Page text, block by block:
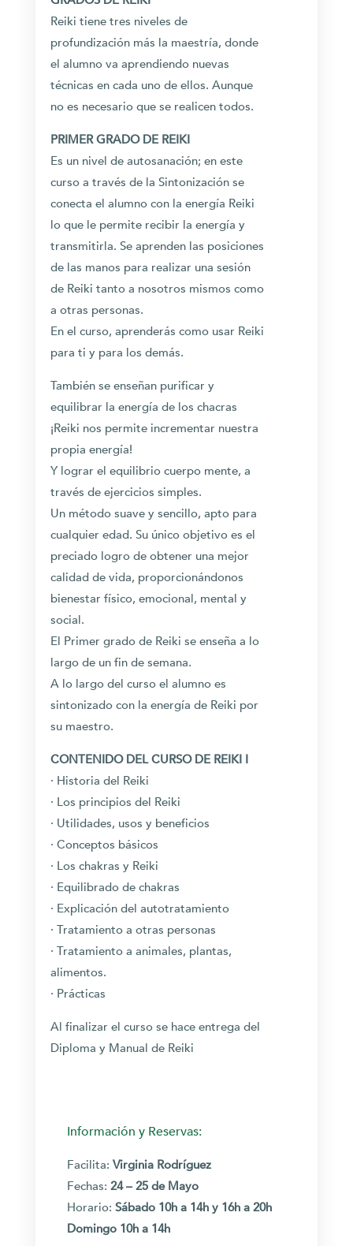
Reiki tiene tres niveles de
profundización más la maestría, donde
el alumno va aprendiendo nuevas
técnicas en cada uno de ellos. Aunque
no es necesario que se realicen todos.
PRIMER GRADO DE REIKI
Es un nivel de autosanación; en este
curso a través de la Sintonización se
conecta el alumno con la energía Reiki
lo que le permite recibir la energía y
transmitirla. Se aprenden las posiciones
de las manos para realizar una sesión
de Reiki tanto a nosotros mismos como
a otras personas.
En el curso, aprenderás como usar Reiki
para ti y para los demás.
También se enseñan purificar y
equilibrar la energía de los chacras
¡Reiki nos permite incrementar nuestra
propia energía!
Y lograr el equilibrio cuerpo mente, a
través de ejercicios simples.
Un método suave y sencillo, apto para
cualquier edad. Su único objetivo es el
preciado logro de obtener una mejor
calidad de vida, proporcionándonos
bienestar físico, emocional, mental y
social.
El Primer grado de Reiki se enseña a lo
largo de un fin de semana.
A lo largo del curso el alumno es
sintonizado con la energía de Reiki por
su maestro.
CONTENIDO DEL CURSO DE REIKI I
· Historia del Reiki
· Los principios del Reiki
· Utilidades, usos y beneficios
· Conceptos básicos
· Los chakras y Reiki
· Equilibrado de chakras
· Explicación del autotratamiento
· Tratamiento a otras personas
· Tratamiento a animales, plantas,
alimentos.
· Prácticas
Al finalizar el curso se hace entrega del
Diploma y Manual de Reiki
Información y Reservas:
Facilita: Virginia Rodríguez
Fechas: 24 – 25de Mayo
Horario: Sábado 10h a 14h y 16h a 20h
Domingo 10h a 14h